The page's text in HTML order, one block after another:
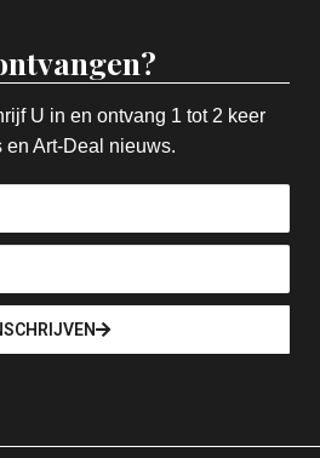
U in en ontvang 1 tot 2 keer
en Art-Deal nieuws.